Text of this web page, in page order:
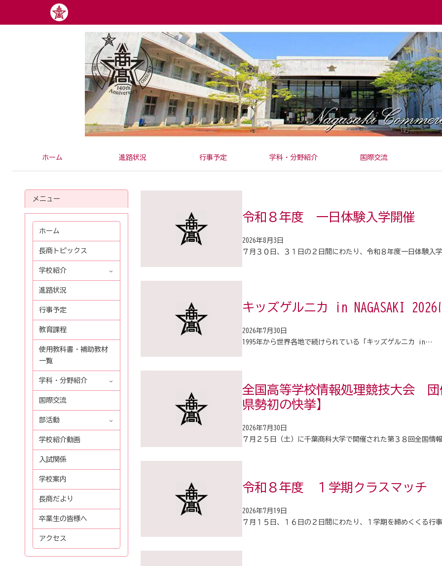
ホーム 進路状況 行事予定 学科・分野紹介 国際交流
メニュー
ホーム
長商トピックス
学校紹介
進路状況
行事予定
教育課程
使用教科書・補助教材
一覧
学科・分野紹介
国際交流
部活動
学校紹介動画
入試関係
学校案内
長商だより
卒業生の皆様へ
アクセス
令和８年度 一日体験入学開催
2026年8月3日
７月３０日、３１日の２日間にわたり、令和８年度一日体験入
キッズゲルニカ in NAGASAKI
2026年7月30日
1995年から世界各地で続けられている「キッズゲルニカ in…
全国高等学校情報処理競技大会 団
県勢初の快挙】
2026年7月30日
７月２５日（土）に千葉商科大学で開催された第３８回全国情
令和８年度 １学期クラスマッチ
2026年7月19日
７月１５日、１６日の２日間にわたり、１学期を締めくくる行